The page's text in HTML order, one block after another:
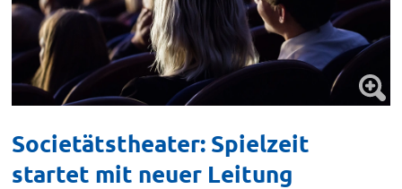
Societätstheater: Spielzeit
startet mit neuer Leitung